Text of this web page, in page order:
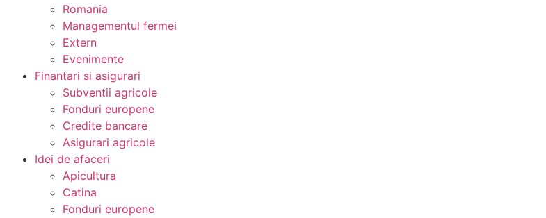
Romania
Managementul fermei
Extern
Evenimente
Finantari si asigurari
Subventii agricole
Fonduri europene
Credite bancare
Asigurari agricole
Idei de afaceri
Apicultura
Catina
Fonduri europene